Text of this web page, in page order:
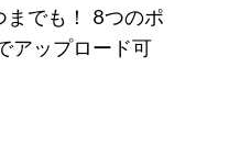
でも！ 8つのポ
アップロード可